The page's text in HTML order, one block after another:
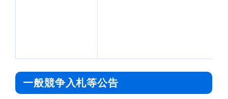
一般競争入札等公告